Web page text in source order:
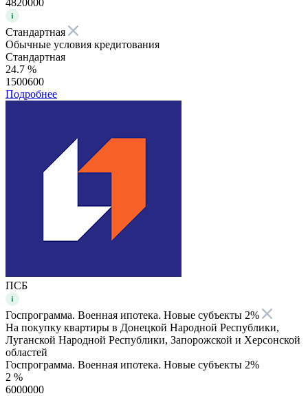
Стандартная
Обычные условия кредитования
Стандартная
24.7 %
1500600
Подробнее
ПСБ
Госпрограмма. Военная ипотека. Новые субъекты 2%
На покупку квартиры в Донецкой Народной Республики,
Луганской Народной Республики, Запорожской и Херсонской
областей
Госпрограмма. Военная ипотека. Новые субъекты 2%
2 %
6000000